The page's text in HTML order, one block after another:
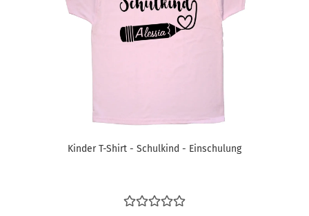
Kinder T-Shirt - Schulkind - Einschulung